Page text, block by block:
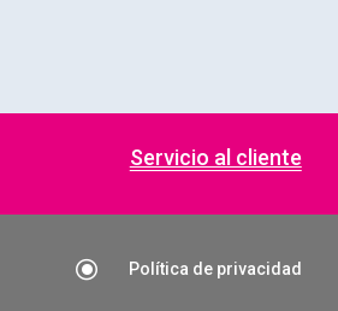
Servicio al cliente
\ Política de privacidad